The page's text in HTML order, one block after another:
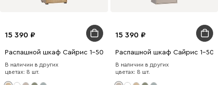
15 390
Распашной шкаф Сайрис 1-50x202 Дуб Барбера
В наличии в других
цветах: 8 шт.
15 390
Распашной шкаф Сайрис 1-
В наличии в других
цветах: 8 шт.